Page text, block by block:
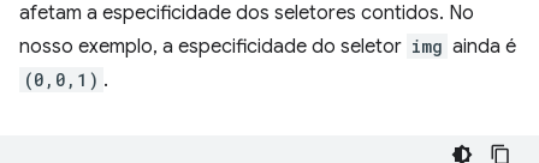
afetam a especificidade dos seletores contidos. No
nosso exemplo, a especificidade do seletor img ainda é
(0,0,1) .